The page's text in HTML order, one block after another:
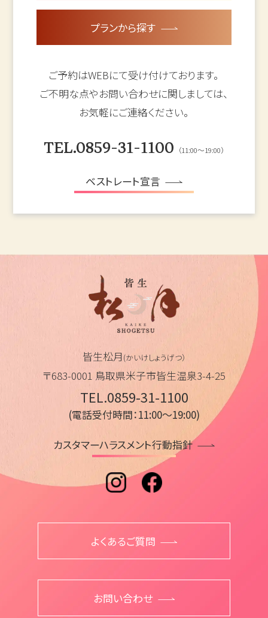
プランから探す
ご予約はWEBにて受け付けております。
ご不明な点やお問い合わせに関しましては、
お気軽にご連絡ください。
TEL.0859-31-1100 （11:00～19:00）
ベストレート宣言
皆生松月(かいけしょうげつ）
〒683-0001 鳥取県米子市皆生温泉3-4-25
TEL.0859-31-1100
(電話受付時間：11:00～19:00)
カスタマーハラスメント行動指針
よくあるご質問
お問い合わせ